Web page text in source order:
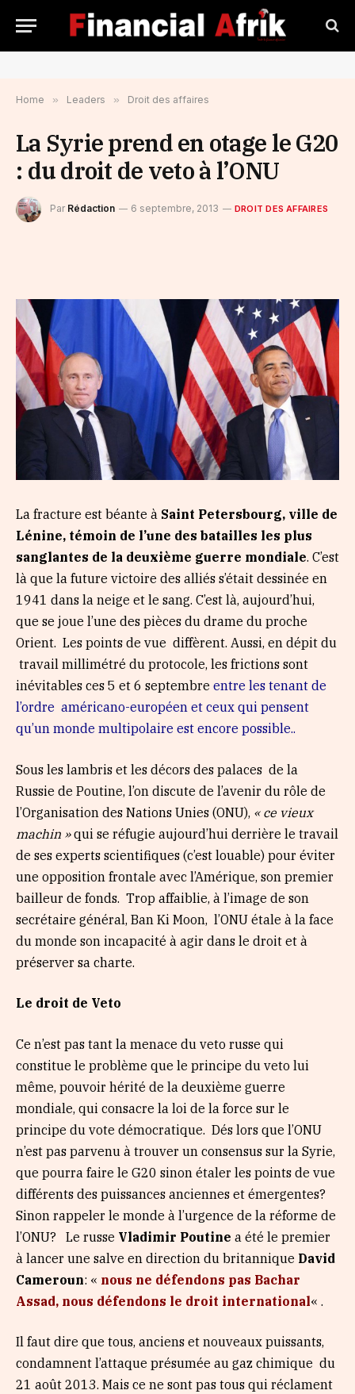
Home » Leaders » Droit des affaires
La Syrie prend en otage le G20
: du droit de veto à l’ONU
Par Rédaction 6 septembre, 2013 DROIT DES AFFAIRES
La fracture est béante à Saint Petersbourg, ville de
Lénine, témoin de l’une des batailles les plus
sanglantes de la deuxième guerre mondiale. C’est
là que la future victoire des alliés s’était dessinée en
1941 dans la neige et le sang. C’est là, aujourd’hui,
que se joue l’une des pièces du drame du proche
Orient. Les points de vue diffèrent. Aussi, en dépit du
travail millimétré du protocole, les frictions sont
inévitables ces 5 et 6 septembre entre les tenant de
l’ordre américano-européen et ceux qui pensent
qu’un monde multipolaire est encore possible..
Sous les lambris et les décors des palaces de la
Russie de Poutine, l’on discute de l’avenir du rôle de
l’Organisation des Nations Unies (ONU), « ce vieux
machin »qui se réfugie aujourd’hui derrière le travail
de ses experts scientifiques (c’est louable) pour éviter
une opposition frontale avec l’Amérique, son premier
bailleur de fonds. Trop affaiblie, à l’image de son
secrétaire général, Ban Ki Moon, l’ONU étale à la face
du monde son incapacité à agir dans le droit et à
préserver sa charte.
Le droit de Veto
Ce n’est pas tant la menace du veto russe qui
constitue le problème que le principe du veto lui
même, pouvoir hérité de la deuxième guerre
mondiale, qui consacre la loi de la force sur le
principe du vote démocratique. Dés lors que l’ONU
n’est pas parvenu à trouver un consensus sur la Syrie,
que pourra faire le G20 sinon étaler les points de vue
différents des puissances anciennes et émergentes?
Sinon rappeler le monde à l’urgence de la réforme de
l’ONU? Le russe Vladimir Poutine a été le premier
à lancer une salve en direction du britannique David
Cameroun: « nous ne défendons pas Bachar
Assad, nous défendons le droit international« .
Il faut dire que tous, anciens et nouveaux puissants,
condamnent l’attaque présumée au gaz chimique du
21 août 2013. Mais ce ne sont pas tous qui réclament